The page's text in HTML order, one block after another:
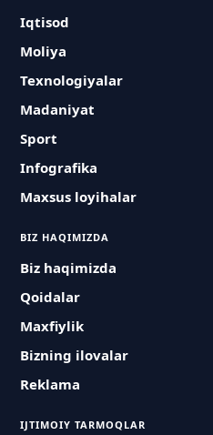
Iqtisod
Moliya
Texnologiyalar
Madaniyat
Sport
Infografika
Maxsus loyihalar
BIZ HAQIMIZDA
Biz haqimizda
Qoidalar
Maxfiylik
Bizning ilovalar
Reklama
IJTIMOIY TARMOQLAR